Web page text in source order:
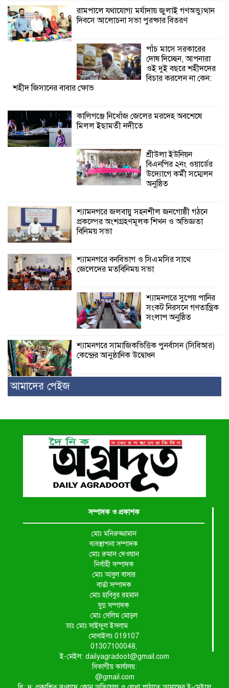
শ্রীউলা ইউনিয়ন
অনুষ্ঠিত
শ্যামনগরে জলবায়ু সহনশীল জনগোষ্ঠী গঠনে
প্রকল্পের অংশগ্রহণমূলক শিখন ও অভিজ্ঞতা
শ্যামনগরে বনবিভাগ ও সিএমসির সাথে
রামপালে যথাযোগ্য মর্যাদায় জুলাই গণঅভ্যুত্থান
দিবসে আলোচনা সভা পুরষ্কার বিতরণ
পাঁচ মাসে সরকারের
দোষ দিচ্ছেন, আপনারা
ওই দুই বছরে শহীদদের
বিচার করলেন না কেন:
শহীদ জিসানের বাবার ক্ষোভ
কালিগঞ্জে নিখোঁজ জেলের মরদেহ অবশেষে
মিলল ইছামতী নদীতে
শ্রীউলা ইউনিয়ন
বিএনপির ২নং ওয়ার্ডের
উদ্যোগে কর্মী সম্মেলন
অনুষ্ঠিত
শ্যামনগরে জলবায়ু সহনশীল জনগোষ্ঠী গঠনে
প্রকল্পের অংশগ্রহণমূলক শিখন ও অভিজ্ঞতা
বিনিময় সভা
শ্যামনগরে বনবিভাগ ও সিএমসির সাথে
জেলেদের মতবিনিময় সভা
শ্যামনগরে সুপেয় পানির
সংকট নিরসনে গণতান্ত্রিক
সংলাপ অনুষ্ঠিত
শ্যামনগরে সামাজিকভিত্তিক পুনর্বাসন (সিবিআর)
কেন্দ্রের আনুষ্ঠানিক উদ্বোধন
আমাদের পেইজ
সম্পাদক ও প্রকাশক
মোঃ মনিরুজ্জামান
ব্যবস্থাপনা সম্পাদক
মোঃ রুমান দেওয়ান
নির্বাহী সম্পাদক
মোঃ আবুল বাসার
বার্তা সম্পাদক
মোঃ হাবিবুর রহমান
যুগ্ন সম্পাদক
মোঃ সেলিম মোড়ল
ডাঃ মোঃ সাইফুল ইসলাম
মোবাইলঃ 019107
01307100048,
ই-মেইল: dailyagradoot@gmail.com
বিভাগীয় কার্যালয়:
@gmail.com